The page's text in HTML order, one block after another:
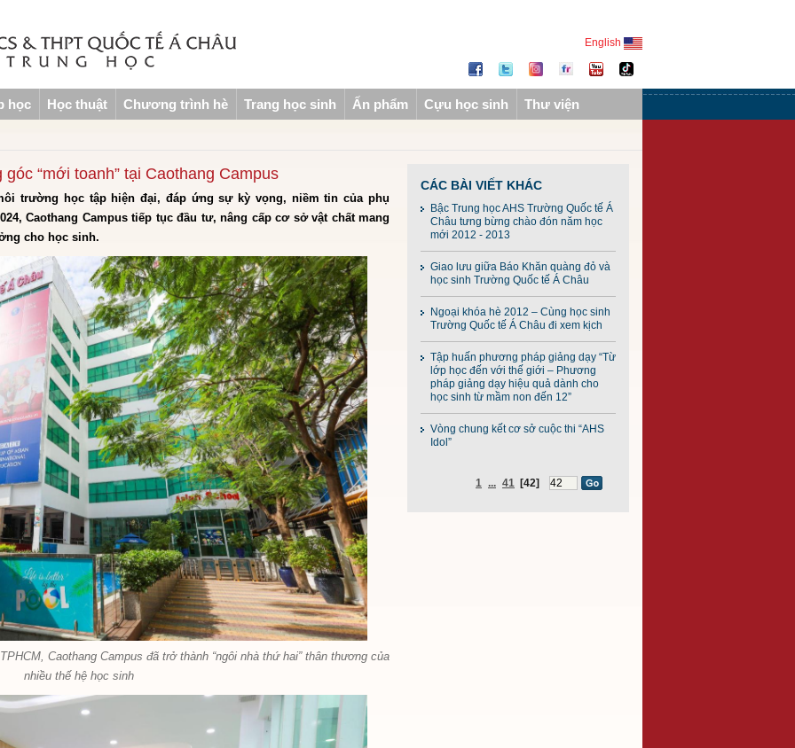
English
học Học thuật Chương trình hè Trang học sinh Ấn phẩm Cựu học sinh Thư viện
“mới toanh” tại Caothang Campus
trường học tập hiện đại, đáp ứng sự kỳ vọng, niềm tin của phụ
Caothang Campus tiếp tục đầu tư, nâng cấp cơ sở vật chất mang
cho học sinh.
Caothang Campus đã trở thành “ngôi nhà thứ hai” thân thương của
nhiều thế hệ học sinh
CÁC BÀI VIẾT KHÁC
Bậc Trung học AHS Trường Quốc tế Á
Châu tưng bừng chào đón năm học
mới 2012 - 2013
Giao lưu giữa Báo Khăn quàng đỏ và
học sinh Trường Quốc tế Á Châu
Ngoại khóa hè 2012 – Cùng học sinh
Trường Quốc tế Á Châu đi xem kịch
Tập huấn phương pháp giảng dạy “Từ
lớp học đến với thế giới – Phương
pháp giảng dạy hiệu quả dành cho
học sinh từ mầm non đến 12”
Vòng chung kết cơ sở cuộc thi “AHS
Idol”
1 ... 41 [42]